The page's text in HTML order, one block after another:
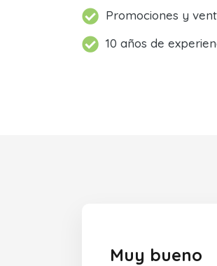
Promociones y
10 años de
Muy bueno